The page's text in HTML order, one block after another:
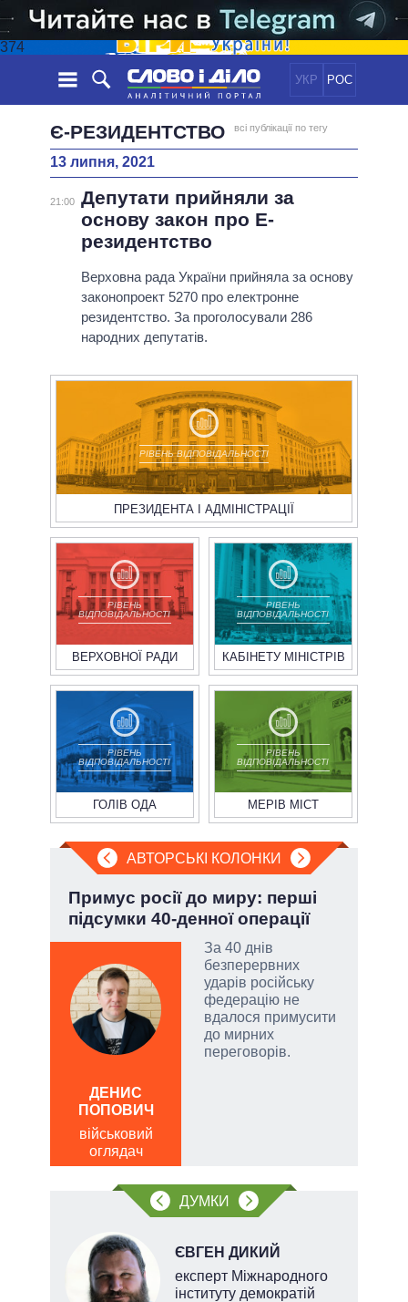
374
УКР РОС
НОВИНИ
СТРІЧКА
ПОДІЇ
СТАТТІ
ДУМКИ
ОГЛЯДИ
ДАЙДЖЕСТИ
ЕКОНОМІКА
СУСПІЛЬСТВО
ПОЛIТИКИ
УСІ ПОЛІТИКИ
ПРЕЗИДЕНТ І ОФІС
ВЕРХОВНА РАДА
КАБІНЕТ МІНІСТРІВ
МЕРИ МІСТ
ВСІ ПЕРСОНИ
ІНФОГРАФІКА
ВІДЕО
ПІДТРИМАТИ
Є-РЕЗИДЕНТСТВО всі публікації по тегу
13 липня, 2021
21:00 Депутати прийняли за
основу закон про Е-
резидентство
Верховна рада України прийняла за основу
законопроект 5270 про електронне
резидентство. За проголосували 286
народних депутатів.
РІВЕНЬ ВІДПОВІДАЛЬНОСТІ
ПРЕЗИДЕНТА І АДМІНІСТРАЦІЇ
РІВЕНЬ
ВІДПОВІДАЛЬНОСТІ
ВЕРХОВНОЇ РАДИ
РІВЕНЬ
ВІДПОВІДАЛЬНОСТІ
КАБІНЕТУ МІНІСТРІВ
РІВЕНЬ
ВІДПОВІДАЛЬНОСТІ
ГОЛІВ ОДА
РІВЕНЬ
ВІДПОВІДАЛЬНОСТІ
МЕРІВ МІСТ
АВТОРСЬКІ КОЛОНКИ
Примус росії до миру: перші
підсумки 40-денної операції
За 40 днів
безперервних
ударів російську
федерацію не
вдалося примусити
до мирних
переговорів.
ДЕНИС
ПОПОВИЧ
військовий
оглядач
ДУМКИ
ЄВГЕН ДИКИЙ
експерт Міжнародного
інституту демократій